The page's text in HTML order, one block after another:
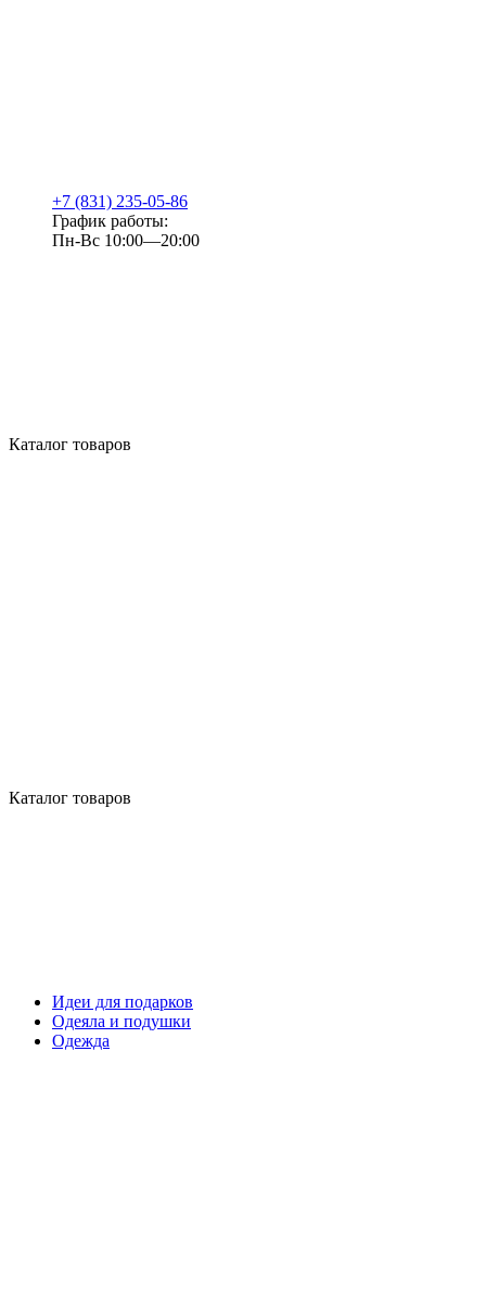
+7 (831) 235-05-86
График работы:
Пн-Вс 10:00—20:00
Каталог товаров
Каталог товаров
Идеи для подарков
Одеяла и подушки
Одежда